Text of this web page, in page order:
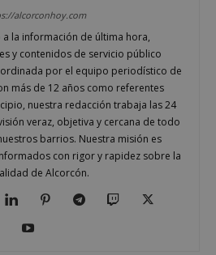
alcorconhoy.com
la información de última hora,
y contenidos de servicio público
por el equipo periodístico de
más de 12 años como referentes
nuestra redacción trabaja las 24
veraz, objetiva y cercana de todo
barrios. Nuestra misión es
con rigor y rapidez sobre la
de Alcorcón.
necesarias permiten la
del sitio web, como el
usuario y la gestión de cuentas.
puede utilizar correctamente sin
necesarias.
Proveedor/
Dominio
PHP.net
alcorconhoy.com
Sesión